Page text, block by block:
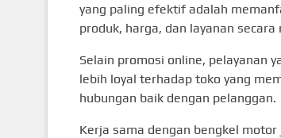
yang paling efektif adalah
produk, harga, dan layanan
Selain promosi online, pelayanan
lebih loyal terhadap toko yang
hubungan baik dengan pelanggan.
Kerja sama dengan bengkel